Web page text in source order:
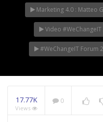
Marketing 4.0 : Matteo
Video
#WeChangeIT Forum
17.77K
Views
0